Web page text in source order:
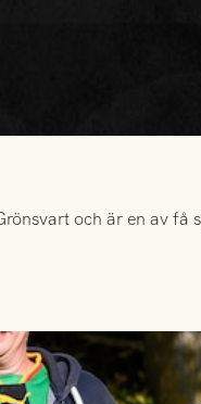
och är en av få